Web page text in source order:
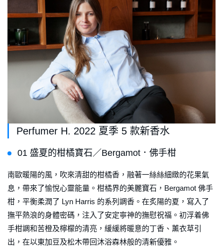
Perfumer H. 2022 夏季 5 款新香水
01 盛夏的柑橘寶石／Bergamot．佛手柑
南歐暖陽的風，吹來清甜的柑橘香，融著一絲絲細緻的花果氣
息，帶來了愉悅心靈能量。柑橘界的美麗寶石，Bergamot 佛手
柑，平衡柔潤了 Lyn Harris 的系列調香。在炙陽的夏，寫入了
撫平熱浪的身體密碼，注入了安定寧神的撫慰祝福。初浮着佛
手柑調和苦橙及檸檬的清亮，緩緩將暖意的丁香、薰衣草引
出，在以東加豆及松木帶回沐浴森林般的清新優雅。